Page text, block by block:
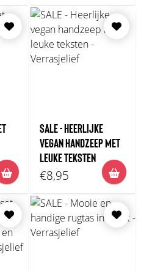
SALE - HEERLIJKE
VEGAN HANDZEEP MET
LEUKE TEKSTEN
€8,95